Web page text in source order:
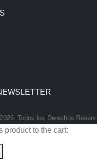
Todos los Derechos
product to the cart: